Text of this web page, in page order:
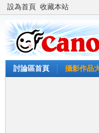
設為首頁 收藏本站
討論區首頁 攝影作品